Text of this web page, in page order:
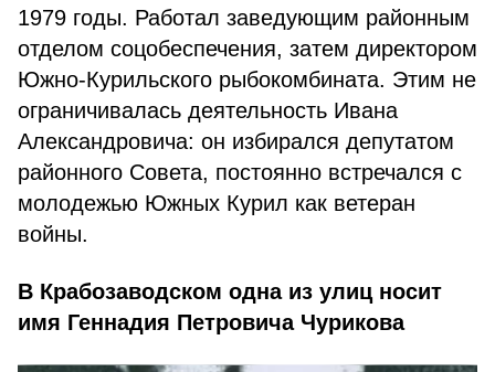
1979 годы. Работал заведующим районным
отделом соцобеспечения, затем директором
Южно-Курильского рыбокомбината. Этим не
ограничивалась деятельность Ивана
Александровича: он избирался депутатом
районного Совета, постоянно встречался с
молодежью Южных Курил как ветеран
войны.
В Крабозаводском одна из улиц носит
имя Геннадия Петровича Чурикова